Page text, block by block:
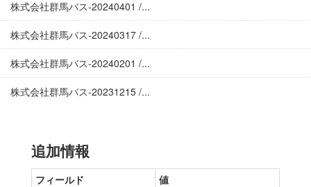
株式会社群馬バス-20240401 /...
株式会社群馬バス-20240317 /...
株式会社群馬バス-20240201 /...
株式会社群馬バス-20231215 /...
追加情報
フィールド
値